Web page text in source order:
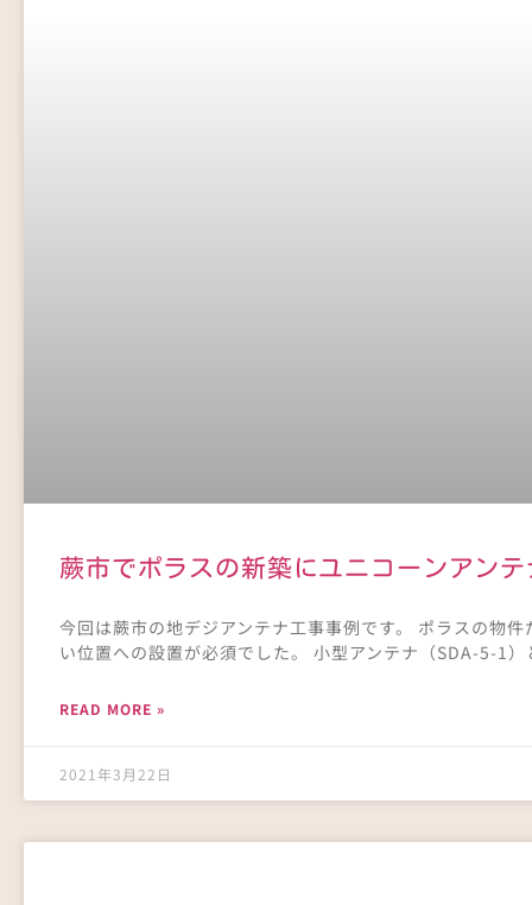
蕨市でポラスの新築にユニコーンアン
今回は蕨市の地デジアンテナ工事事例です。 ポラスの物
い位置への設置が必須でした。 小型アンテナ（SDA-5-1
READ MORE »
2021年3月22日